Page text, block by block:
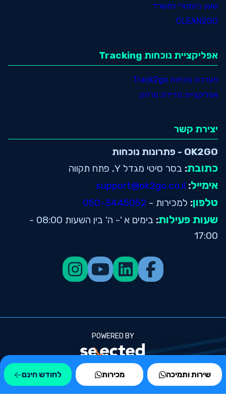
שירות ותמיכה מכירות לחודש חינם
שעון ביומטרי למשרד
CLEAN2GO
אפליקציית נוכחות Tracking
מערכת נוכחות Track2go
אפליקציית מדידת מרחק
יצירת קשר
OK2GO - פתרונות נוכחות
כתובת: בסר סיטי מגדל Y, פתח תקווה
אימייל:
support@ok2go.co.il
טלפון: למכירות - 050-3445052
שעות פעילות:
בימים א '- ה' בין השעות 08:00 -
17:00
POWERED BY
© 2026 כל הזכויות שמורות ל OK2GO שעון
נוכחות